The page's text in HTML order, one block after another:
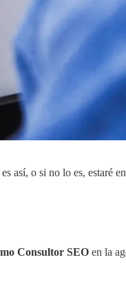
así, o si no lo es, estaré
Consultor SEO en la